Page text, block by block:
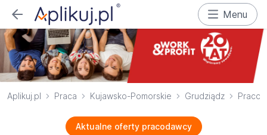
Menu
Aplikuj.pl Praca Kujawsko-Pomorskie Grudziądz
Aktualne oferty pracodawcy